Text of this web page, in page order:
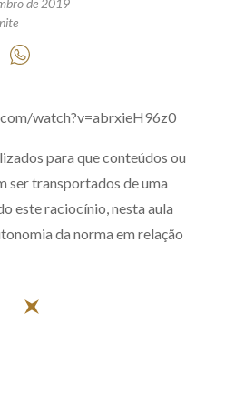
de uso
dos Titulares de Dados
e serviços
Fácil IA
Zênite Play
de 2019
watch?v=abrxieH96z0
para que conteúdos ou
ser transportados de uma
este raciocínio, nesta aula
da norma em relação